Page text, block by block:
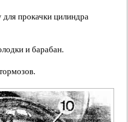
прокачки цилиндра
и барабан.